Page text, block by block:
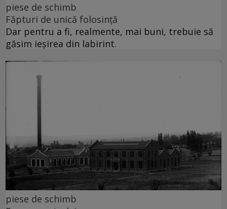
piese de schimb
Făpturi de unică folosință
Dar pentru a fi, realmente, mai buni, trebuie să
găsim ieșirea din labirint.
piese de schimb